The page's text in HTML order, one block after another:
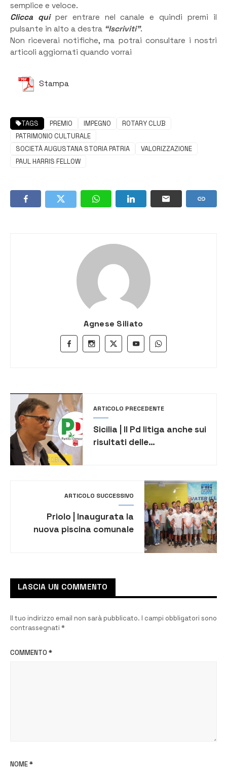
semplice e veloce.
Clicca quiper entrare nel canale e quindi premi il
pulsante in alto a destra “Iscriviti”.
Non riceverai notifiche, ma potrai consultare i nostri
articoli aggiornati quando vorrai
Stampa
TAGS PREMIO IMPEGNO
ROTARY CLUB
PATRIMONIO CULTURALE
SOCIETÀ AUGUSTANA STORIA PATRIA
VALORIZZAZIONE
PAUL HARRIS FELLOW
Agnese Siliato
ARTICOLO PRECEDENTE
Sicilia | Il Pd litiga anche sui
risultati delle
ARTICOLO SUCCESSIVO
Priolo | Inaugurata la
nuova piscina comunale
LASCIA UN COMMENTO
Il tuo indirizzo email non sarà pubblicato. I campi obbligatori sono
contrassegnati *
COMMENTO *
NOME*